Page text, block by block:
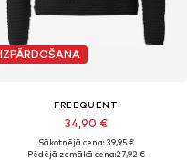
IZPĀRDOŠANA
FREEQUENT
34,90 €
Sākotnējā cena: 39,95 €
Pēdējā zemākā cena:27,92 €